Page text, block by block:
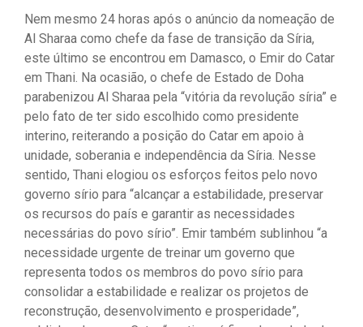
Nem mesmo 24 horas após o anúncio da nomeação de
Al Sharaa como chefe da fase de transição da Síria,
este último se encontrou em Damasco, o Emir do Catar
em Thani. Na ocasião, o chefe de Estado de Doha
parabenizou Al Sharaa pela “vitória da revolução síria” e
pelo fato de ter sido escolhido como presidente
interino, reiterando a posição do Catar em apoio à
unidade, soberania e independência da Síria. Nesse
sentido, Thani elogiou os esforços feitos pelo novo
governo sírio para “alcançar a estabilidade, preservar
os recursos do país e garantir as necessidades
necessárias do povo sírio”. Emir também sublinhou “a
necessidade urgente de treinar um governo que
representa todos os membros do povo sírio para
consolidar a estabilidade e realizar os projetos de
reconstrução, desenvolvimento e prosperidade”,